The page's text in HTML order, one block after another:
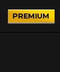
PREMIUM